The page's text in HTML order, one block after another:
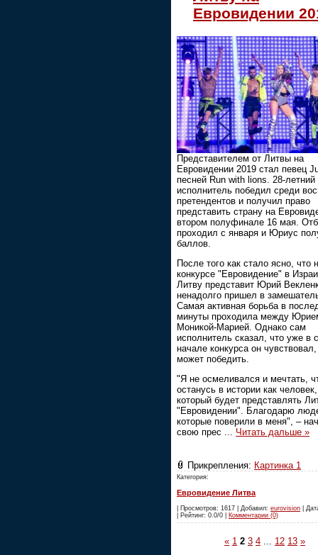
Евровидении
Представителем от Литвы на
Евровидении 2019 стал певец
песней Run with lions. 28-летний
исполнитель победил среди
претендентов и получил право
представить страну на
втором полуфинале 16 мая.
проходил с января и Юриус
баллов.
После того как стало ясно, что
конкурсе "Евровидение" в
Литву представит Юрий
ненадолго пришел в
Самая активная борьба в
минуты проходила между
Моникой-Марией. Однако сам
исполнитель сказал, что уже в
начале конкурса он
может победить.
"Я не осмеливался и мечтать,
останусь в истории как человек,
который будет представлять
"Евровидении". Благодарю
которые поверили в меня", –
свою прес ... Читать дальше »
Прикрепления: Картинка 1
Категория:
Евровидение Литва
| Просмотров: 1617 | Добавил: eurovision |
| Рейтинг: 0.0/0 | Комментарии (0)
« 1 2 3 4 ... 12 13 »